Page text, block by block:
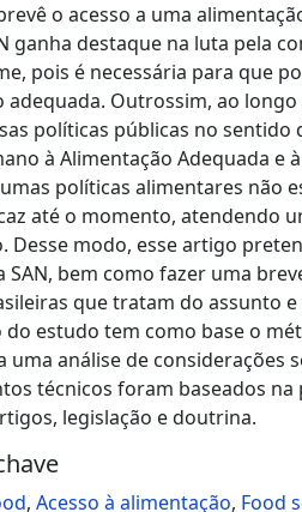
o acesso a uma
ganha destaque na luta pela
pois é necessária para que
adequada. Outrossim, ao
políticas públicas no
à Alimentação Adequada e
políticas alimentares não
até o momento, atendendo
Desse modo, esse artigo
SAN, bem como fazer uma
que tratam do assunto e
do estudo tem como base o
uma análise de considerações
técnicos foram baseados
legislação e doutrina.
, Acesso à alimentação, Food